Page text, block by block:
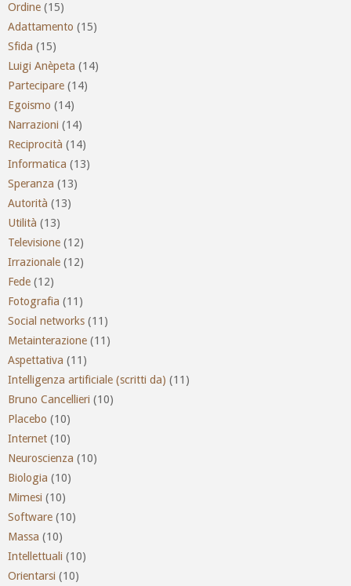
Ordine (15)
Adattamento (15)
Sfida (15)
Luigi Anèpeta (14)
Partecipare (14)
Egoismo (14)
Narrazioni (14)
Reciprocità (14)
Informatica (13)
Speranza (13)
Autorità (13)
Utilità (13)
Televisione (12)
Irrazionale (12)
Fede (12)
Fotografia (11)
Social networks (11)
Metainterazione (11)
Aspettativa (11)
Intelligenza artificiale (scritti da) (11)
Bruno Cancellieri (10)
Placebo (10)
Internet (10)
Neuroscienza (10)
Biologia (10)
Mimesi (10)
Software (10)
Massa (10)
Intellettuali (10)
Orientarsi (10)